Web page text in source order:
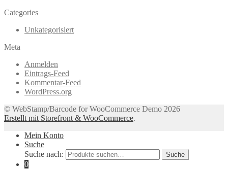
Categories
Unkategorisiert
Meta
Anmelden
Eintrags-Feed
Kommentar-Feed
WordPress.org
© WebStamp/Barcode for WooCommerce Demo 2026
Erstellt mit Storefront & WooCommerce.
Mein Konto
Suche
Suche nach:
Suche
0